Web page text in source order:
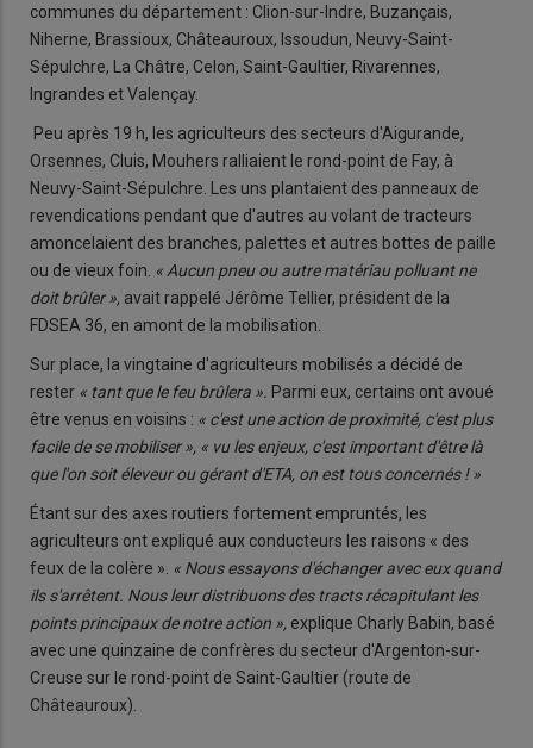
communes du département : Clion-sur-Indre, Buzançais,
Niherne, Brassioux, Châteauroux, Issoudun, Neuvy-Saint-
Sépulchre, La Châtre, Celon, Saint-Gaultier, Rivarennes,
Ingrandes et Valençay.
Peu après 19 h, les agriculteurs des secteurs d'Aigurande,
Orsennes, Cluis, Mouhers ralliaient le rond-point de Fay, à
Neuvy-Saint-Sé­pulchre. Les uns plantaient des panneaux de
revendications pen­dant que d'autres au volant de trac­teurs
amoncelaient des branches, palettes et autres bottes de paille
ou de vieux foin. « Aucun pneu ou autre matériau polluant ne
doit brûler », avait rappelé Jérôme Tel­lier, président de la
FDSEA 36, en amont de la mobilisation.
Sur place, la vingtaine d'agricul­teurs mobilisés a décidé de
rester « tant que le feu brûlera ». Parmi eux, certains ont avoué
être venus en voisins : « c'est une action de proximité, c'est plus
facile de se mobi­liser », « vu les enjeux, c'est important d'être là
que l'on soit éleveur ou gérant d'ETA, on est tous concernés ! »
Étant sur des axes routiers forte­ment empruntés, les
agriculteurs ont expliqué aux conducteurs les raisons « des
feux de la colère ». « Nous essayons d'échanger avec eux quand
ils s'arrêtent. Nous leur dis­tribuons des tracts récapitulant les
points principaux de notre action », explique Charly Babin, basé
avec une quinzaine de confrères du sec­teur d'Argenton-sur-
Creuse sur le rond-point de Saint-Gaultier (route de
Châteauroux).